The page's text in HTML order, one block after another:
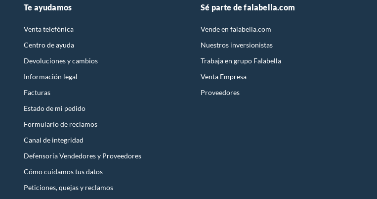
Te ayudamos
Venta telefónica
Centro de ayuda
Devoluciones y cambios
Información legal
Facturas
Estado de mi pedido
Formulario de reclamos
Canal de integridad
Defensoría Vendedores y Proveedores
Cómo cuidamos tus datos
Peticiones, quejas y reclamos
Sé parte de falabella.com
Vende en falabella.com
Nuestros inversionistas
Trabaja en grupo Falabella
Venta Empresa
Proveedores